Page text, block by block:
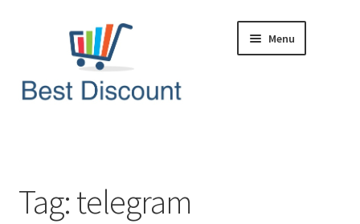
navigazione
Menu
Offerte in Tempo Reale
Tag:telegram